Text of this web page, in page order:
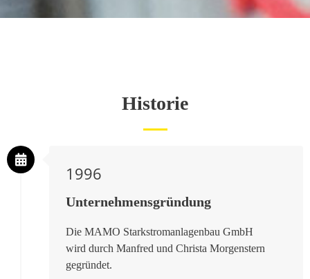
Historie
1996
Unternehmensgründung
Die MAMO Starkstromanlagenbau GmbH
wird durch Manfred und Christa Morgenstern
gegründet.